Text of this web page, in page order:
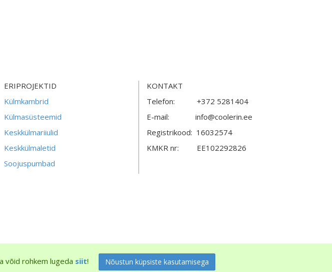
ERIPROJEKTID
Külmkambrid
Külmasüsteemid
Keskkülmariiulid
Keskkülmaletid
Soojuspumbad
KONTAKT
Telefon: +372 5281404
E-mail: info@coolerin.ee
Registrikood: 16032574
KMKR nr: EE102292826
võid rohkem lugeda siit!